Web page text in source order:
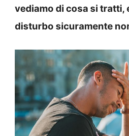
vediamo di cosa si tratti,
disturbo sicuramente